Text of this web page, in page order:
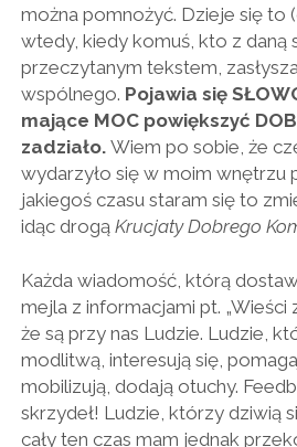
można pomnożyć. Dzieje się to
wtedy, kiedy komuś, kto z daną
przeczytanym tekstem,
wspólnego. Pojawia się
mające MOC powiększyć
zadziało. Wiem po sobie, że
wydarzyło się w moim wnętrzu
jakiegoś czasu staram się to
idąc drogą Krucjaty Dobrego
Każda wiadomość, którą
mejla z informacjami pt. „Wieści
że są przy nas Ludzie. Ludzie,
modlitwą, interesują się,
mobilizują, dodają otuchy.
skrzydeł! Ludzie, którzy dziwią
cały ten czas mam jednak